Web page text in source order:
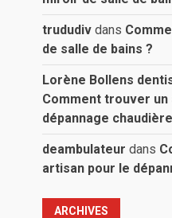
trududiv dans
de salle de bains ?
Lorène Bollens
Comment trouver
dépannage
deambulateur dans
artisan pour le
ARCHIVES